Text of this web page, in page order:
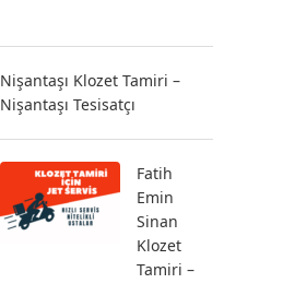
Nişantaşı Klozet Tamiri –
Nişantaşı Tesisatçı
Fatih
Emin
Sinan
Klozet
Tamiri –